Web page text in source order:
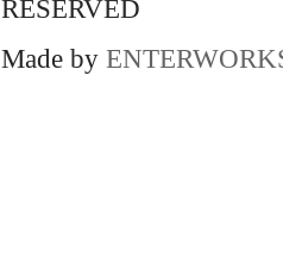
RESERVED
Made by